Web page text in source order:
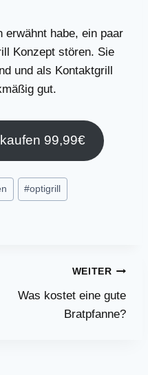
erwähnt habe, ein paar
Konzept stören. Sie
und als Kontaktgrill
gut.
99,99€
#optigrill
WEITER
Was kostet eine gute
Bratpfanne?